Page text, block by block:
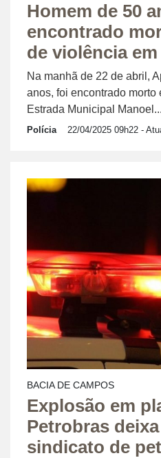
Homem de 50
encontrado
de violência
Na manhã de 22 de abril,
anos, foi encontrado morto
Estrada Municipal Manoel...
Polícia 22/04/2025 09h22 -
BACIA DE CAMPOS
Explosão em
Petrobras
sindicato de